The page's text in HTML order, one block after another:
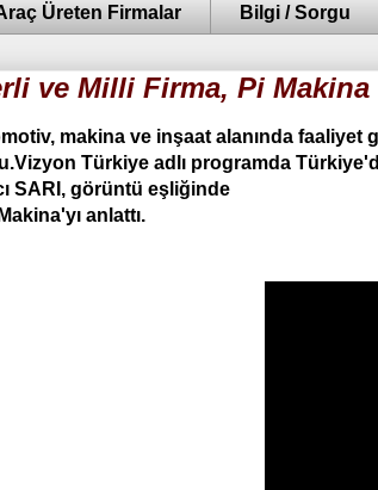
Üreten Firmalar Bilgi / Sorgu
ve Milli Firma, Pi
makina ve inşaat alanında faaliyet
Türkiye adlı programda
SARI, görüntü eşliğinde
anlattı.